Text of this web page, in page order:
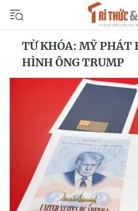
TỪ KHÓA: MỸ PHÁT
HÌNH ÔNG TRUMP